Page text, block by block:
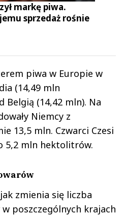
markę piwa.
sprzedaż rośnie
piwa w Europie w
(14,49 mln
(14,42 mln). Na
Niemcy z
13,5 mln. Czwarci Czesi
5,2 mln hektolitrów.
zmienia się liczba
poszczególnych krajach